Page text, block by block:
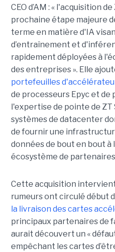
CEO d’AM : « l'acquisition
prochaine étape majeure
terme en matière d'IA
d’entraînement et
rapidement déployées à
des entreprises ». Elle
portefeuilles
de processeurs Epyc et de
l'expertise de pointe de
systèmes de datacenter
de fournir une
données de bout en bout
écosystème de partenaires
Cette acquisition
rumeurs ont circulé début
la livraison des cartes
principaux partenaires de
aurait découvert un «
empêchant les cartes